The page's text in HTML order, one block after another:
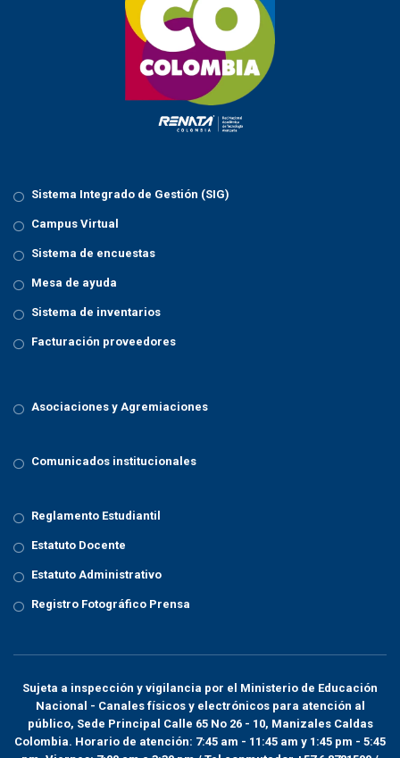
Sistema Integrado de Gestión (SIG)
Campus Virtual
Sistema de encuestas
Mesa de ayuda
Sistema de inventarios
Facturación proveedores
Asociaciones y Agremiaciones
Comunicados institucionales
Reglamento Estudiantil
Estatuto Docente
Estatuto Administrativo
Registro Fotográfico Prensa
Sujeta a inspección y vigilancia por el Ministerio de Educación
Nacional - Canales físicos y electrónicos para atención al
público, Sede Principal Calle 65 No 26 - 10, Manizales Caldas
Colombia. Horario de atención: 7:45 am - 11:45 am y 1:45 pm - 5:45